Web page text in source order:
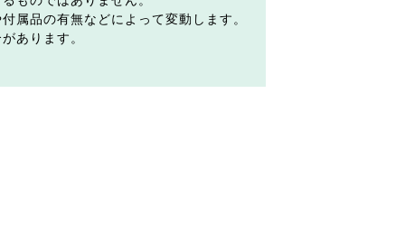
属品の有無などによって変動します。
あります。